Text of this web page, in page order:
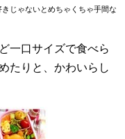
じゃないとめちゃくちゃ手間な
一口サイズで食べら
たりと、かわいらし